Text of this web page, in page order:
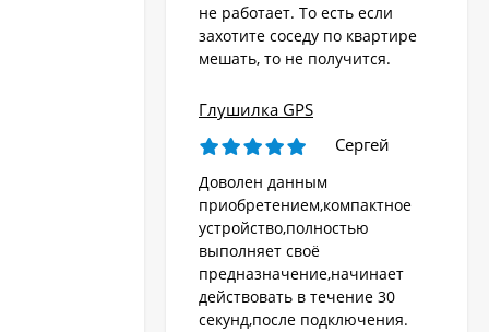
не работает. То есть если
захотите соседу по квартире
мешать, то не получится.
Глушилка GPS
Сергей
Доволен данным
приобретением,компактное
устройство,полностью
выполняет своё
предназначение,начинает
действовать в течение 30
секунд,после подключения.